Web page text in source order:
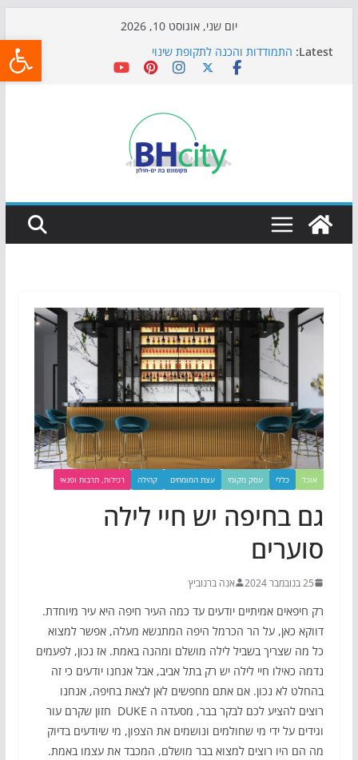
יום שני, אוגוסט 10, 2026
Latest: התמודדות והכנה לתקופת שינוי
אי ההרפתקאות ממשיך לכבוש את הגינות: מאות משפחות
כדורגל באווירה מיוחדת: הקרנת גמר המונדיאל בטרמינל
הקיץ של בני הנוער בבת־ים: חוף הריביירה הופך למרחב
בטוח בשעות הערב
אוכל כללי עסק מקומי עצת המומחים קהילה רכילות, תרבות ופנאי
גם בחיפה יש חיי לילה
סוערים
25 בנובמבר 2024 אנה ברנוביץ
רק חיפאים אמיתיים יודעים עד כמה העיר חיפה היא עיר מיוחדת.
דווקא כאן, על הר הכרמל היפה המתנשא מעלה, אפשר למצוא
כל מה שצריך בשביל לילה מושלם ומהנה באמת. אז נכון, לפעמים
נדמה כאילו חיי לילה יש רק בתל אביב, אבל אנחנו יודעים כי זה
בהחלט לא נכון. אם אתם מחפשים לאן לצאת בחיפה, אנחנו
רוצים להציע לכם לבקר בבר, מסעדה ה DUKE חזון שקרם עור
וגידים על ידי מי שחולמים ונושמים את הצפון, מי שיודעים בדיוק
מה הם היו רוצים למצוא בבר מושלם, המכבד את עצמו באמת.